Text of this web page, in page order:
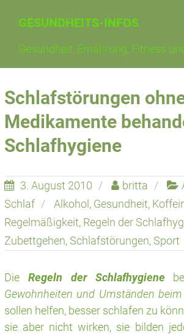
GESUNDHEITS-INFOS
Gesundheit, Ernährung, Fitness
Schlafstörungen
Medikamente
Schlafhygiene
3. August 2010 britta
Schlaf
Alkohol , Gesundheit,
Regelmäßigkeit, Regeln der
Zubettgehen, Schlafstörungen, Sport
Die Regeln der Schlafhygiene
Gewohnheiten und Umständen
sollen helfen, besser schlafen zu
sie aber nicht wirken, sie bilden